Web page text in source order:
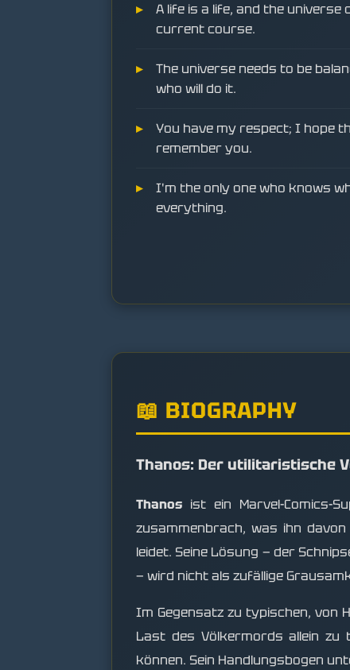
A life is a life, and the
current course.
The universe needs to be
who will do it.
You have my respect; I hope
remember you.
I'm the only one who knows
everything.
📖 BIOGRAPHY
Thanos: Der utilitaristische
Thanos ist ein Marvel-Comics-
zusammenbrach, was ihn
leidet. Seine Lösung — der
— wird nicht als zufällige
Im Gegensatz zu typischen, von
Last des Völkermords allein zu
können. Sein Handlungsbogen